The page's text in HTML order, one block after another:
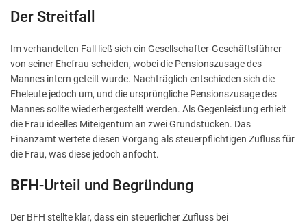
Der Streitfall
Im verhandelten Fall ließ sich ein Gesellschafter-Geschäftsführer
von seiner Ehefrau scheiden, wobei die Pensionszusage des
Mannes intern geteilt wurde. Nachträglich entschieden sich die
Eheleute jedoch um, und die ursprüngliche Pensionszusage des
Mannes sollte wiederhergestellt werden. Als Gegenleistung erhielt
die Frau ideelles Miteigentum an zwei Grundstücken. Das
Finanzamt wertete diesen Vorgang als steuerpflichtigen Zufluss für
die Frau, was diese jedoch anfocht.
BFH-Urteil und Begründung
Der BFH stellte klar, dass ein steuerlicher Zufluss bei